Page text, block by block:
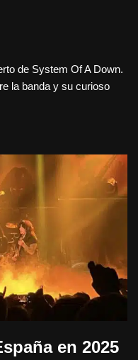
de System Of A Down.
la banda y su curioso
en 2025